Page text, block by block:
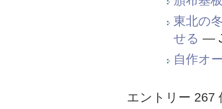
東北の
せる —
自作オ
エントリー 267